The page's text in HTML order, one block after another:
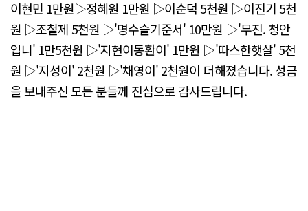
이현민 1만원▷정혜원 1만원 ▷이순덕 5천원 ▷이진기 5천
원 ▷조철제 5천원 ▷'명수슬기준서' 10만원 ▷'무진. 청안
입니' 1만5천원 ▷'지현이동환이' 1만원 ▷'따스한햇살' 5천
원 ▷'지성이' 2천원 ▷'채영이' 2천원이 더해졌습니다. 성금
을 보내주신 모든 분들께 진심으로 감사드립니다.